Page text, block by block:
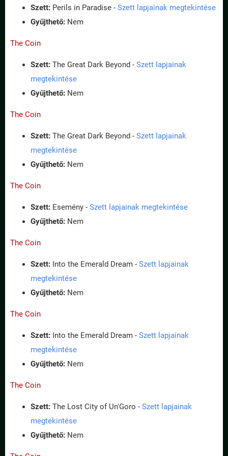
Szett: Perils in Paradise - Szett lapjainak megtekintése
Gyűjthető: Nem
The Coin
Szett: The Great Dark Beyond - Szett lapjainak
megtekintése
Gyűjthető: Nem
The Coin
Szett: The Great Dark Beyond - Szett lapjainak
megtekintése
Gyűjthető: Nem
The Coin
Szett: Esemény - Szett lapjainak megtekintése
Gyűjthető: Nem
The Coin
Szett: Into the Emerald Dream - Szett lapjainak
megtekintése
Gyűjthető: Nem
The Coin
Szett: Into the Emerald Dream - Szett lapjainak
megtekintése
Gyűjthető: Nem
The Coin
Szett: The Lost City of Un'Goro - Szett lapjainak
megtekintése
Gyűjthető: Nem